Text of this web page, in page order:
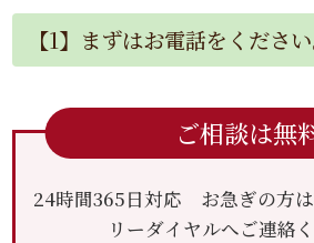
【1】まずはお電話をください
ご相談は無
24時間365日対応 お急ぎの方
リーダイヤルへご連絡く